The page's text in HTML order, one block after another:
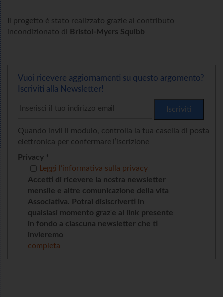
Il progetto è stato realizzato grazie al contributo
incondizionato di
Bristol-Myers Squibb
Vuoi ricevere aggiornamenti su questo argomento?
Iscriviti alla Newsletter!
Quando invii il modulo, controlla la tua casella di posta
elettronica per confermare l’iscrizione
Privacy *
Accetti di ricevere la nostra newsletter
mensile e altre comunicazione della vita
Associativa. Potrai disiscriverti in
qualsiasi momento grazie al link presente
in fondo a ciascuna newsletter che ti
invieremo
Leggi l’informativa sulla privacy
completa